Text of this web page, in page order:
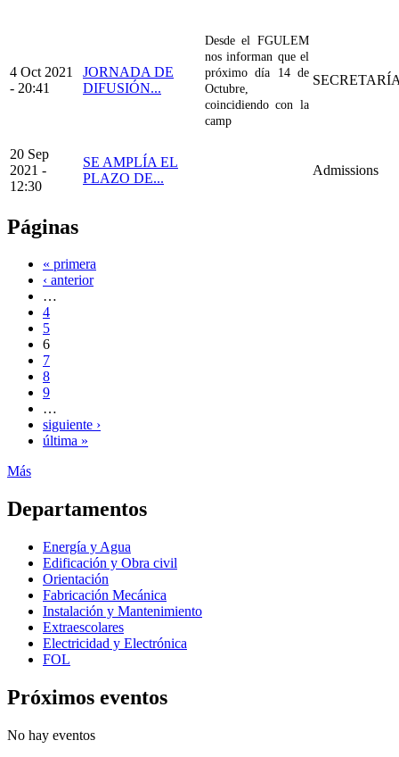
4 Oct 2021
- 20:41
JORNADA DE
DIFUSIÓN...
Desde el FGULEM
nos informan que el
próximo día 14 de
Octubre,
coincidiendo con la
camp
20 Sep
2021 -
12:30
SE AMPLÍA EL
PLAZO DE...
Admissions
Páginas
« primera
‹ anterior
…
4
5
6
7
8
9
…
siguiente ›
última »
Más
Departamentos
Energía y Agua
Edificación y Obra civil
Orientación
Fabricación Mecánica
Instalación y Mantenimiento
Extraescolares
Electricidad y Electrónica
FOL
Próximos eventos
No hay eventos